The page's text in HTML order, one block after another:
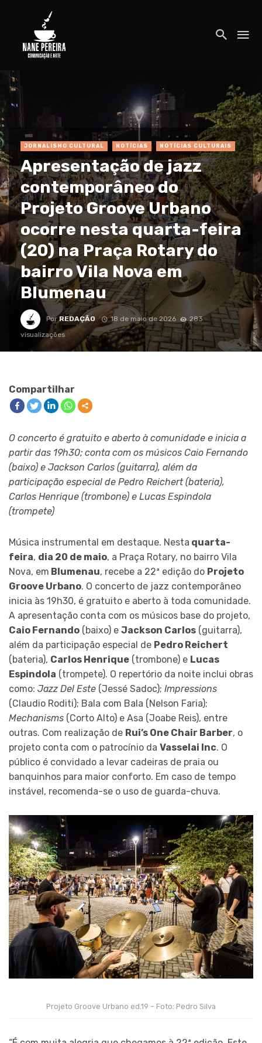
JORNALISMO CULTURAL NOTÍCIAS NOTÍCIAS CULTURAIS
Apresentação de jazz
contemporâneo do
Projeto Groove Urbano
ocorre nesta quarta-feira
(20) na Praça Rotary do
bairro Vila Nova em
Blumenau
PorREDAÇÃO 18 de maio de 2026
283
visualizações
Compartilhar
O concerto é gratuito e aberto à comunidade e inicia a
partir das 19h30; conta com os músicos Caio Fernando
(baixo) e Jackson Carlos (guitarra), além da
participação especial de Pedro Reichert (bateria),
Carlos Henrique (trombone) e Lucas Espindola
(trompete)
Música instrumental em destaque. Nesta quarta-
feira, dia 20 de maio, a Praça Rotary, no bairro Vila
Nova, em Blumenau, recebe a 22ª edição do Projeto
Groove Urbano. O concerto de jazz contemporâneo
inicia às 19h30, é gratuito e aberto à toda comunidade.
A apresentação conta com os músicos base do projeto,
Caio Fernando (baixo) e Jackson Carlos (guitarra),
além da participação especial de Pedro Reichert
(bateria), Carlos Henrique (trombone) e Lucas
Espindola (trompete). O repertório da noite inclui obras
como: Jazz Del Este (Jessé Sadoc); Impressions
(Claudio Roditi); Bala com Bala (Nelson Faria);
Mechanisms (Corto Alto) e Asa (Joabe Reis), entre
outras. Com realização de Rui’s One Chair Barber, o
projeto conta com o patrocínio da Vasselai Inc. O
público é convidado a levar cadeiras de praia ou
banquinhos para maior conforto. Em caso de tempo
instável, recomenda-se o uso de guarda-chuva.
Projeto Groove Urbano ed.19 – Foto: Pedro Silva